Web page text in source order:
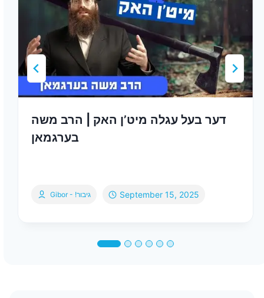
דער בעל עגלה מיט’ן האק | הרב משה
בערגמאן
Gibor - !גיבור September 15, 2025